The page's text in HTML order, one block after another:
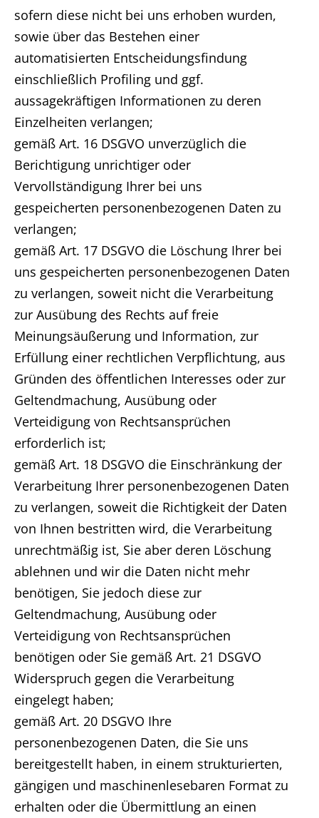
sofern diese nicht bei uns erhoben wurden,
sowie über das Bestehen einer
automatisierten Entscheidungsfindung
einschließlich Profiling und ggf.
aussagekräftigen Informationen zu deren
Einzelheiten verlangen;
gemäß Art. 16 DSGVO unverzüglich die
Berichtigung unrichtiger oder
Vervollständigung Ihrer bei uns
gespeicherten personenbezogenen Daten zu
verlangen;
gemäß Art. 17 DSGVO die Löschung Ihrer bei
uns gespeicherten personenbezogenen Daten
zu verlangen, soweit nicht die Verarbeitung
zur Ausübung des Rechts auf freie
Meinungsäußerung und Information, zur
Erfüllung einer rechtlichen Verpflichtung, aus
Gründen des öffentlichen Interesses oder zur
Geltendmachung, Ausübung oder
Verteidigung von Rechtsansprüchen
erforderlich ist;
gemäß Art. 18 DSGVO die Einschränkung der
Verarbeitung Ihrer personenbezogenen Daten
zu verlangen, soweit die Richtigkeit der Daten
von Ihnen bestritten wird, die Verarbeitung
unrechtmäßig ist, Sie aber deren Löschung
ablehnen und wir die Daten nicht mehr
benötigen, Sie jedoch diese zur
Geltendmachung, Ausübung oder
Verteidigung von Rechtsansprüchen
benötigen oder Sie gemäß Art. 21 DSGVO
Widerspruch gegen die Verarbeitung
eingelegt haben;
gemäß Art. 20 DSGVO Ihre
personenbezogenen Daten, die Sie uns
bereitgestellt haben, in einem strukturierten,
gängigen und maschinenlesebaren Format zu
erhalten oder die Übermittlung an einen